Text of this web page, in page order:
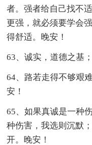
者。强者给自己找不
更强，就必须要学会
得舒适。晚安！
63、诚实，道德之基
64、路若走得不够艰
安！
65、如果真诚是一种
种伤害，我选则沉默
开。晚安！